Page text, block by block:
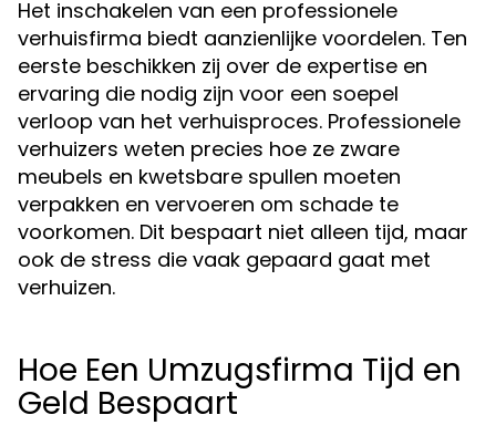
Het inschakelen van een professionele
verhuisfirma biedt aanzienlijke voordelen. Ten
eerste beschikken zij over de expertise en
ervaring die nodig zijn voor een soepel
verloop van het verhuisproces. Professionele
verhuizers weten precies hoe ze zware
meubels en kwetsbare spullen moeten
verpakken en vervoeren om schade te
voorkomen. Dit bespaart niet alleen tijd, maar
ook de stress die vaak gepaard gaat met
verhuizen.
Hoe Een Umzugsfirma Tijd en
Geld Bespaart